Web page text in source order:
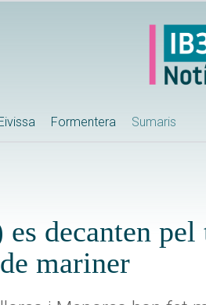
Formentera Sumaris
es decanten
mariner